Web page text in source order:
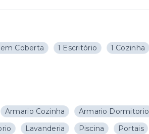
Coberta 1 Escritório
1 Cozinha
Armario Cozinha
Armario Dormitorio
Lavanderia Piscina
Portais